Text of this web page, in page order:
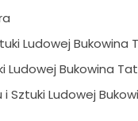
Ludowej Bukowina
Ludowej Bukowina
Sztuki Ludowej